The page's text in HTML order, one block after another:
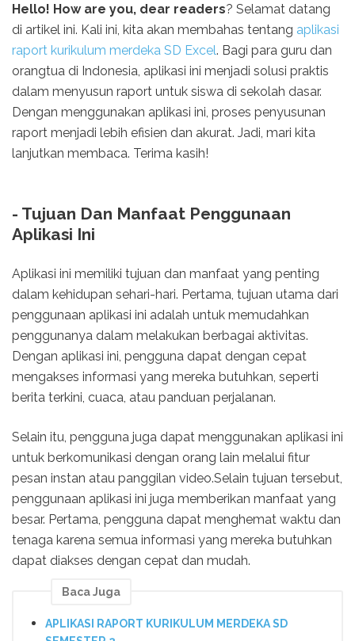
Hello! How are you, dear readers? Selamat datang
di artikel ini. Kali ini, kita akan membahas tentang aplikasi
raport kurikulum merdeka SD Excel. Bagi para guru dan
orangtua di Indonesia, aplikasi ini menjadi solusi praktis
dalam menyusun raport untuk siswa di sekolah dasar.
Dengan menggunakan aplikasi ini, proses penyusunan
raport menjadi lebih efisien dan akurat. Jadi, mari kita
lanjutkan membaca. Terima kasih!
- Tujuan Dan Manfaat Penggunaan
Aplikasi Ini
Aplikasi ini memiliki tujuan dan manfaat yang penting
dalam kehidupan sehari-hari. Pertama, tujuan utama dari
penggunaan aplikasi ini adalah untuk memudahkan
penggunanya dalam melakukan berbagai aktivitas.
Dengan aplikasi ini, pengguna dapat dengan cepat
mengakses informasi yang mereka butuhkan, seperti
berita terkini, cuaca, atau panduan perjalanan.
Selain itu, pengguna juga dapat menggunakan aplikasi ini
untuk berkomunikasi dengan orang lain melalui fitur
pesan instan atau panggilan video.Selain tujuan tersebut,
penggunaan aplikasi ini juga memberikan manfaat yang
besar. Pertama, pengguna dapat menghemat waktu dan
tenaga karena semua informasi yang mereka butuhkan
dapat diakses dengan cepat dan mudah.
Baca Juga
APLIKASI RAPORT KURIKULUM MERDEKA SD